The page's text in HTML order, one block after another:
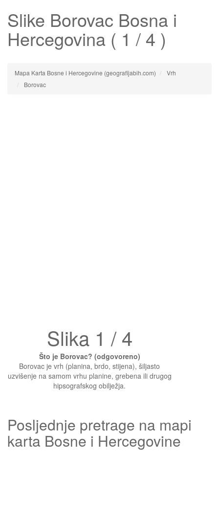
Slike Borovac Bosna i
Hercegovina ( 1 / 4 )
Mapa Karta Bosne i Hercegovine (geografijabih.com)
Vrh
Borovac
Slika 1 / 4
Što je Borovac? (odgovoreno)
Borovac je vrh (planina, brdo, stijena), šiljasto
uzvišenje na samom vrhu planine, grebena ili drugog
hipsografskog obilježja.
Posljednje pretrage na mapi
karta Bosne i Hercegovine